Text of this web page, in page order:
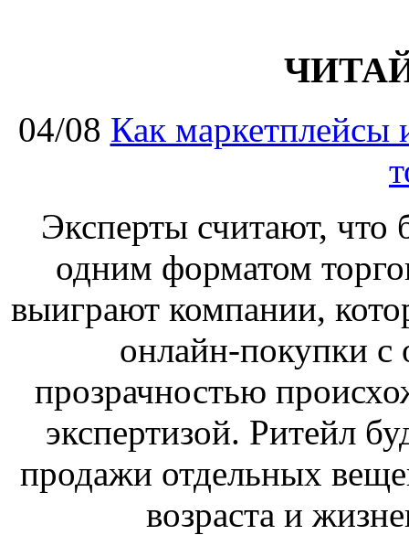
04/08 Как маркетплейсы
Эксперты считают, что
одним форматом
выиграют компании,
онлайн-покупки с
прозрачностью
экспертизой. Ритейл
продажи отдельных
возраста и